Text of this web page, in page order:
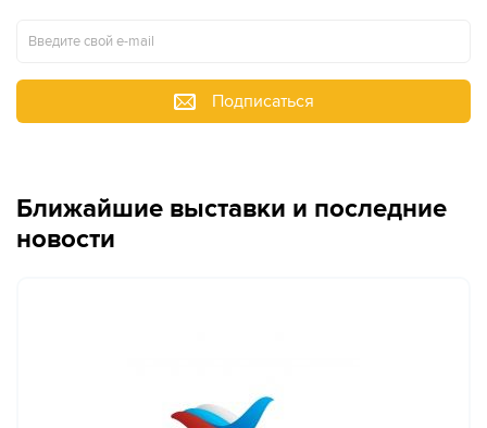
Подписаться
Ближайшие выставки и последние
новости